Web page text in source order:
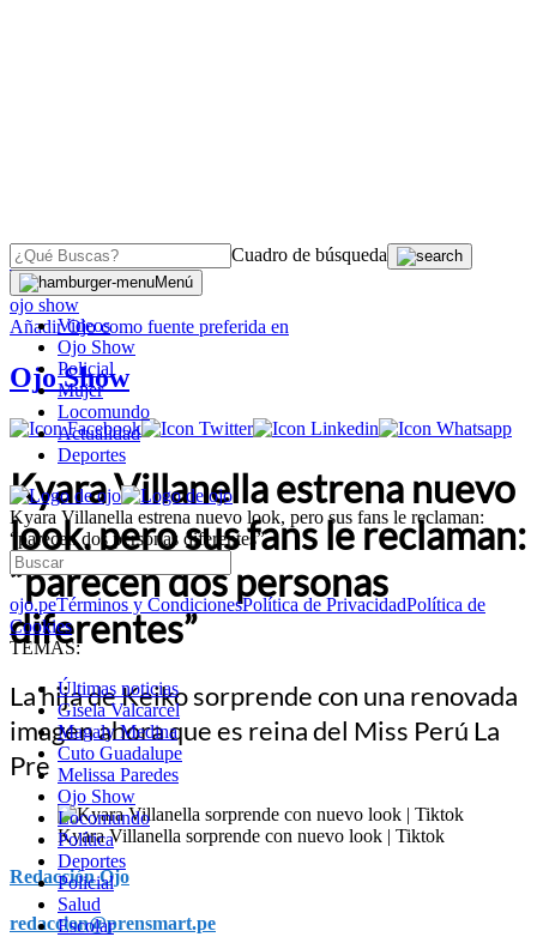
Cuadro de búsqueda
Menú
Videos
Ojo Show
Policial
Mujer
Locomundo
Actualidad
Deportes
Kyara Villanella estrena nuevo look, pero sus fans le reclaman:
“parecen dos personas diferentes”
ojo.peTérminos y CondicionesPolítica de PrivacidadPolítica de
Cookies
TEMAS:
Últimas noticias
Gisela Valcarcel
Magaly Medina
Cuto Guadalupe
Melissa Paredes
Ojo Show
Locomundo
Política
Deportes
Policial
Salud
Escolar
OJO
ojo show
AñadirOjocomo fuente preferida en
Ojo Show
Kyara Villanella estrena nuevo
look, pero sus fans le reclaman:
“parecen dos personas
diferentes”
La hija de Keiko sorprende con una renovada
imagen ahora que es reina del Miss Perú La
Pre
Kyara Villanella sorprende con nuevo look | Tiktok
Redacción Ojo
redaccion@prensmart.pe